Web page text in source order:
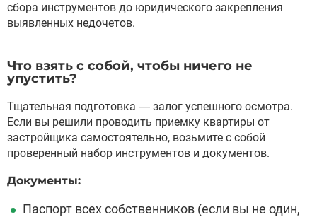
сбора инструментов до юридического закрепления
выявленных недочетов.
Что взять с собой, чтобы ничего не
упустить?
Тщательная подготовка — залог успешного осмотра.
Если вы решили проводить приемку квартиры от
застройщика самостоятельно, возьмите с собой
проверенный набор инструментов и документов.
Документы:
Паспорт всех собственников (если вы не один,